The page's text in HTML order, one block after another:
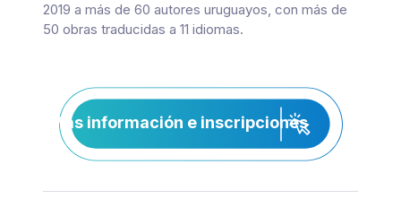
2019 a más de 60 autores uruguayos, con más de
50 obras traducidas a 11 idiomas.
Más información e inscripciones